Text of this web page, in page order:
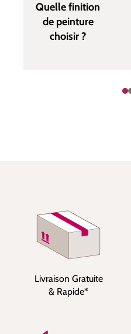
Quelle finition
de peinture
choisir ?
Livraison Gratuite
& Rapide*